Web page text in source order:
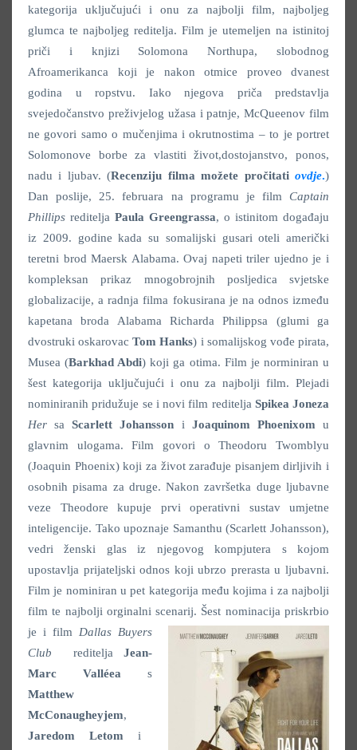
kategorija uključujući i onu za najbolji film, najboljeg
glumca te najboljeg reditelja. Film je utemeljen na istinitoj
priči i knjizi Solomona Northupa, slobodnog
Afroamerikanca koji je nakon otmice proveo dvanest
godina u ropstvu. Iako njegova priča predstavlja
svejedočanstvo preživjelog užasa i patnje, McQueenov film
ne govori samo o mučenjima i okrutnostima – to je portret
Solomonove borbe za vlastiti život,dostojanstvo, ponos,
nadu i ljubav. (Recenziju filma možete pročitatiovdje.)
Dan poslije, 25. februara na programu je film Captain
Phillips reditelja Paula Greengrassa, o istinitom događaju
iz 2009. godine kada su somalijski gusari oteli američki
teretni brod Maersk Alabama. Ovaj napeti triler ujedno je i
kompleksan prikaz mnogobrojnih posljedica svjetske
globalizacije, a radnja filma fokusirana je na odnos između
kapetana broda Alabama Richarda Philippsa (glumi ga
dvostruki oskarovacTom Hanks) i somalijskog vođe pirata,
Musea (Barkhad Abdi) koji ga otima. Film je norminiran u
šest kategorija uključujući i onu za najbolji film. Plejadi
nominiranih pridužuje se i novi film reditelja Spikea Joneza
Her saScarlett Johansson i Joaquinom Phoenixom u
glavnim ulogama. Film govori o Theodoru Twomblyu
(Joaquin Phoenix) koji za život zarađuje pisanjem dirljivih i
osobnih pisama za druge. Nakon završetka duge ljubavne
veze Theodore kupuje prvi operativni sustav umjetne
inteligencije. Tako upoznaje Samanthu (Scarlett Johansson),
vedri ženski glas iz njegovog kompjutera s kojom
upostavlja prijateljski odnos koji ubrzo prerasta u ljubavni.
Film je nominiran u pet kategorija među kojima i za najbolji
film te najbolji orginalni scenarij. Šest nominacija priskrbio
je i film Dallas Buyers
Club
rediteljaJean-
Marc Valléea s
Matthew
McConaugheyjem,
Jaredom Letom i